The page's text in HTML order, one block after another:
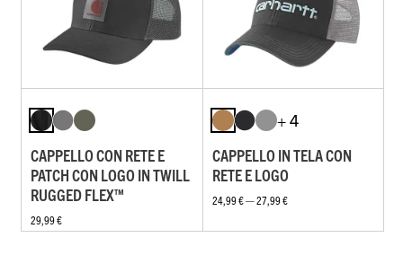
CAPPELLO CON RETE E
PATCH CON LOGO IN TWILL
RUGGED FLEX™
29,99 €
+ 4
CAPPELLO IN TELA CON
RETE E LOGO
24,99 € — 27,99 €